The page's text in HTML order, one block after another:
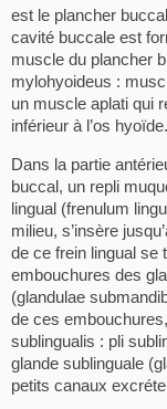
est le plancher
cavité buccale est
muscle du plancher
mylohyoideus :
un muscle aplati qui
inférieur à l’os hyoïde.
Dans la partie
buccal, un repli
lingual (frenulum
milieu, s’insère
de ce frein lingual se
embouchures des
(glandulae
de ces
sublingualis : pli
glande sublinguale
petits canaux